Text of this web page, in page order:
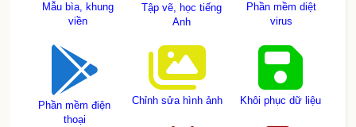
Mẫu bìa, khung
viền
Tập vẽ, học tiếng
Anh
Phần mềm diệt
virus
Phần mềm điện
thoại
Chỉnh sửa hình ảnh Khôi phục dữ liệu